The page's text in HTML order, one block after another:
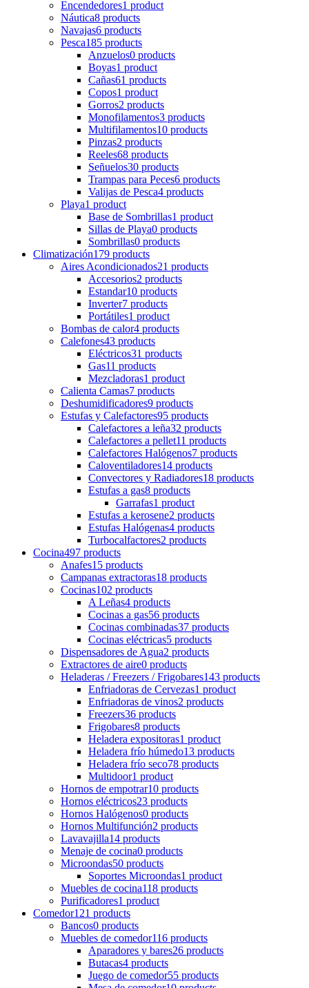
Encendedores1 product
Náutica8 products
Navajas6 products
Pesca185 products
Anzuelos0 products
Boyas1 product
Cañas61 products
Copos1 product
Gorros2 products
Monofilamentos3 products
Multifilamentos10 products
Pinzas2 products
Reeles68 products
Señuelos30 products
Trampas para Peces6 products
Valijas de Pesca4 products
Playa1 product
Base de Sombrillas1 product
Sillas de Playa0 products
Sombrillas0 products
Climatización179 products
Aires Acondicionados21 products
Accesorios2 products
Estandar10 products
Inverter7 products
Portátiles1 product
Bombas de calor4 products
Calefones43 products
Eléctricos31 products
Gas11 products
Mezcladoras1 product
Calienta Camas7 products
Deshumidificadores9 products
Estufas y Calefactores95 products
Calefactores a leña32 products
Calefactores a pellet11 products
Calefactores Halógenos7 products
Caloventiladores14 products
Convectores y Radiadores18 products
Estufas a gas8 products
Garrafas1 product
Estufas a kerosene2 products
Estufas Halógenas4 products
Turbocalfactores2 products
Cocina497 products
Anafes15 products
Campanas extractoras18 products
Cocinas102 products
A Leñas4 products
Cocinas a gas56 products
Cocinas combinadas37 products
Cocinas eléctricas5 products
Dispensadores de Agua2 products
Extractores de aire0 products
Heladeras / Freezers / Frigobares143 products
Enfriadoras de Cervezas1 product
Enfriadoras de vinos2 products
Freezers36 products
Frigobares8 products
Heladera expositoras1 product
Heladera frío húmedo13 products
Heladera frío seco78 products
Multidoor1 product
Hornos de empotrar10 products
Hornos eléctricos23 products
Hornos Halógenos0 products
Hornos Multifunción2 products
Lavavajilla14 products
Menaje de cocina0 products
Microondas50 products
Soportes Microondas1 product
Muebles de cocina118 products
Purificadores1 product
Comedor121 products
Bancos0 products
Muebles de comedor116 products
Aparadores y bares26 products
Butacas4 products
Juego de comedor55 products